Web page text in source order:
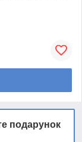
подарунок